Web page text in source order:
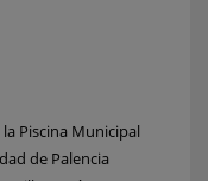
Piscina Municipal
de Palencia